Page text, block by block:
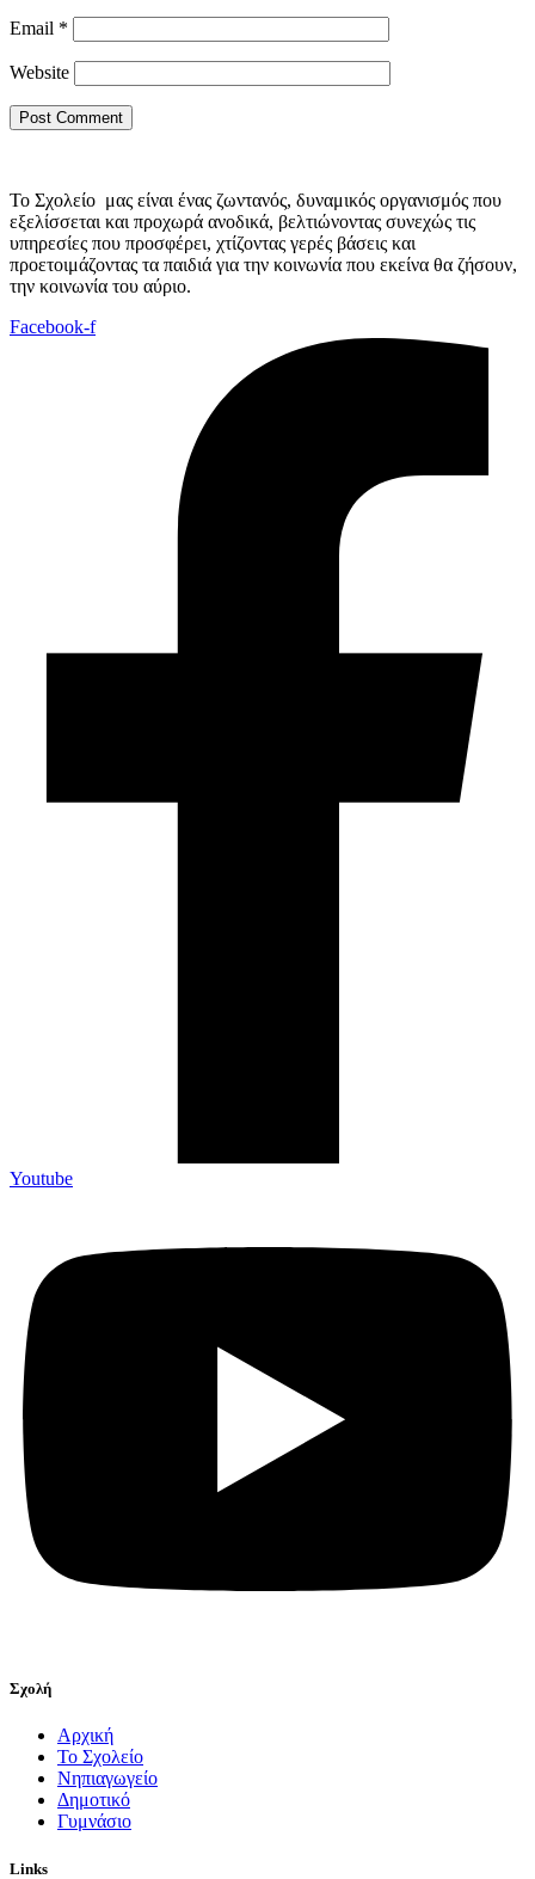
Email *
Website
Το Σχολείο μας είναι ένας ζωντανός, δυναμικός οργανισμός που
εξελίσσεται και προχωρά ανοδικά, βελτιώνοντας συνεχώς τις
υπηρεσίες που προσφέρει, χτίζοντας γερές βάσεις και
προετοιμάζοντας τα παιδιά για την κοινωνία που εκείνα θα ζήσουν,
την κοινωνία του αύριο.
Facebook-f
Youtube
Σχολή
Αρχική
Το Σχολείο
Νηπιαγωγείο
Δημοτικό
Γυμνάσιο
Links